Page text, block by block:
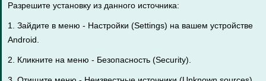
Разрешите установку из данного источника:
1. Зайдите в меню - Настройки (Settings) на вашем устройстве
Android.
2. Кликните на меню - Безопасность (Security).